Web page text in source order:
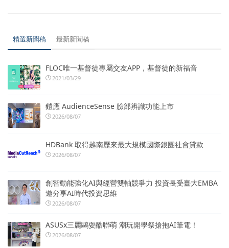
精選新聞稿 最新新聞稿
FLOC唯一基督徒專屬交友APP，基督徒的新福音
2021/03/29
鎧應 AudienceSense 臉部辨識功能上市
2026/08/07
HDBank 取得越南歷來最大規模國際銀團社會貸款
2026/08/07
創智動能強化AI與經營雙軸競爭力 投資長受臺大EMBA
邀分享AI時代投資思維
2026/08/07
ASUSx三麗鷗耍酷聯萌 潮玩開學祭搶抱AI筆電！
2026/08/07